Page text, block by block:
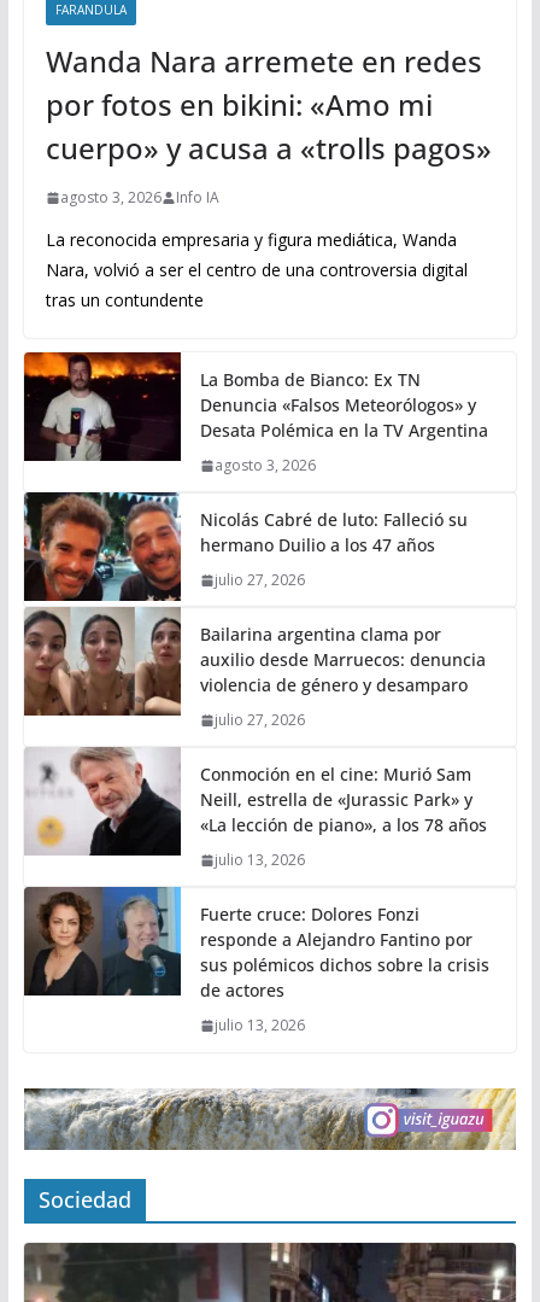
FARANDULA
Wanda Nara arremete en redes
por fotos en bikini: «Amo mi
cuerpo» y acusa a «trolls pagos»
agosto 3, 2026 Info IA
La reconocida empresaria y figura mediática, Wanda
Nara, volvió a ser el centro de una controversia digital
tras un contundente
La Bomba de Bianco: Ex TN
Denuncia «Falsos Meteorólogos» y
Desata Polémica en la TV Argentina
agosto 3, 2026
Nicolás Cabré de luto: Falleció su
hermano Duilio a los 47 años
julio 27, 2026
Bailarina argentina clama por
auxilio desde Marruecos: denuncia
violencia de género y desamparo
julio 27, 2026
Conmoción en el cine: Murió Sam
Neill, estrella de «Jurassic Park» y
«La lección de piano», a los 78 años
julio 13, 2026
Fuerte cruce: Dolores Fonzi
responde a Alejandro Fantino por
sus polémicos dichos sobre la crisis
de actores
julio 13, 2026
Sociedad